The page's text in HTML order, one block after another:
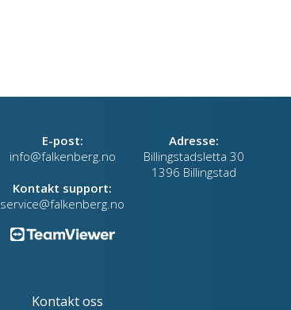
E-post:
info@falkenberg.no
Kontakt support:
service@falkenberg.no
Adresse:
Billingstadsletta 30
1396 Billingstad
Kontakt oss